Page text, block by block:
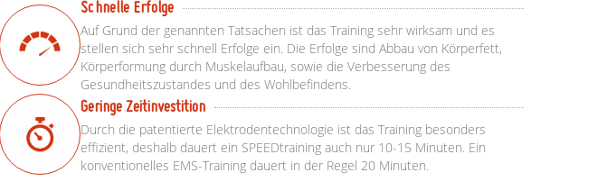
Schnelle Erfolge
Auf Grund der genannten Tatsachen ist das Training sehr wirksam und es
stellen sich sehr schnell Erfolge ein. Die Erfolge sind Abbau von Körperfett,
Körperformung durch Muskelaufbau, sowie die Verbesserung des
Gesundheitszustandes und des Wohlbefindens.
Geringe Zeitinvestition
Durch die patentierte Elektrodentechnologie ist das Training besonders
effizient, deshalb dauert ein SPEEDtraining auch nur 10-15 Minuten. Ein
konventionelles EMS-Training dauert in der Regel 20 Minuten.